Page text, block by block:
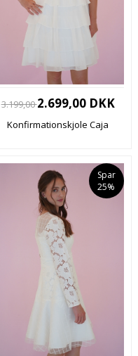
3.199,002.699,00 DKK
Konfirmationskjole Caja
Spar
25%